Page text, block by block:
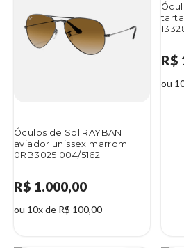
Óculos de Sol RAYBAN
aviador unissex marrom
0RB3025 004/5162
R$ 1.000,00
ou 10x de R$ 100,00
R$
ou